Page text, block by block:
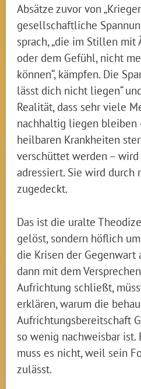
Absätze zuvor von
gesellschaftliche
sprach, „die im Stillen mit
oder dem Gefühl, nicht
können“, kämpfen. Die
lässt dich nicht liegen“
Realität, dass sehr viele
nachhaltig liegen bleiben
heilbaren Krankheiten
verschüttet werden –
adressiert. Sie wird durch
zugedeckt.
Das ist die uralte
gelöst, sondern höflich
die Krisen der Gegenwart
dann mit dem
Aufrichtung schließt,
erklären, warum die
Aufrichtungsbereitschaft
so wenig nachweisbar ist.
muss es nicht, weil sein
zulässt.